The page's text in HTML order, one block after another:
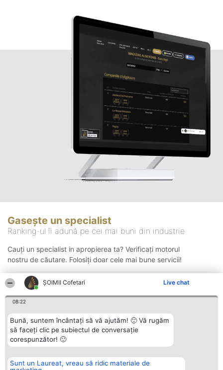
ȘOIMII Cofetari Live chat
08:22
Bună, suntem încântați să vă ajutăm! 🙂 Vă rugăm
să faceți clic pe subiectul de conversație
corespunzător! 🙂
Sunt un Laureat, vreau să ridic materiale de
Gasește un specialist
Ranking-ul îi adună pe cei mai buni din industrie
Cauți un specialist in apropierea ta? Verificați motorul
nostru de căutare. Folosiți doar cele mai bune servicii!
Organizator Ranking Plebiscyt Contact